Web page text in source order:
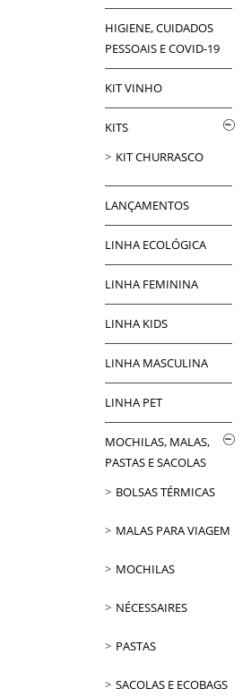
HIGIENE, CUIDADOS
PESSOAIS E COVID-19
KIT VINHO
KITS
KIT CHURRASCO
LANÇAMENTOS
LINHA ECOLÓGICA
LINHA FEMININA
LINHA KIDS
LINHA MASCULINA
LINHA PET
MOCHILAS, MALAS,
PASTAS E SACOLAS
BOLSAS TÉRMICAS
MALAS PARA VIAGEM
MOCHILAS
NÉCESSAIRES
PASTAS
SACOLAS E ECOBAGS